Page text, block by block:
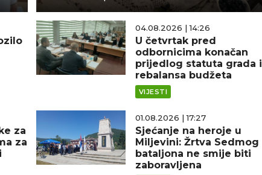
04.08.2026 | 14:26
U četvrtak pred
odbornicima konačan
prijedlog statuta grada i
rebalansa budžeta
VIJESTI
za
za
01.08.2026 | 17:27
Sjećanje na heroje u
Miljevini: Žrtva Sedmog
bataljona ne smije biti
zaboravljena